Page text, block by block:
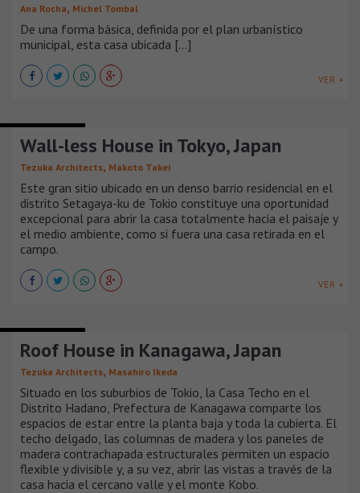
Ana Rocha, Michel Tombal
De una forma básica, definida por el plan urbanístico
municipal, esta casa ubicada [...]
VER +
Wall-less House in Tokyo, Japan
Tezuka Architects, Makoto Takei
Este gran sitio ubicado en un denso barrio residencial en el
distrito Setagaya-ku de Tokio constituye una oportunidad
excepcional para abrir la casa totalmente hacia el paisaje y
el medio ambiente, como si fuera una casa retirada en el
campo.
VER +
Roof House in Kanagawa, Japan
Tezuka Architects, Masahiro Ikeda
Situado en los suburbios de Tokio, la Casa Techo en el
Distrito Hadano, Prefectura de Kanagawa comparte los
espacios de estar entre la planta baja y toda la cubierta. El
techo delgado, las columnas de madera y los paneles de
madera contrachapada estructurales permiten un espacio
flexible y divisible y, a su vez, abrir las vistas a través de la
casa hacia el cercano valle y el monte Kobo.